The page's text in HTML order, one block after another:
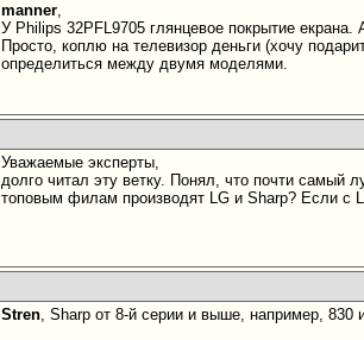
manner,
У Philips 32PFL9705 глянцевое покрытие
Просто, коплю на телевизор деньги (хочу
определиться между двумя моделями.
Уважаемые эксперты,
долго читал эту ветку. Понял, что почти самый
топовым филам производят LG и Sharp? Если с
Stren, Sharp от 8-й серии и выше, например, 830